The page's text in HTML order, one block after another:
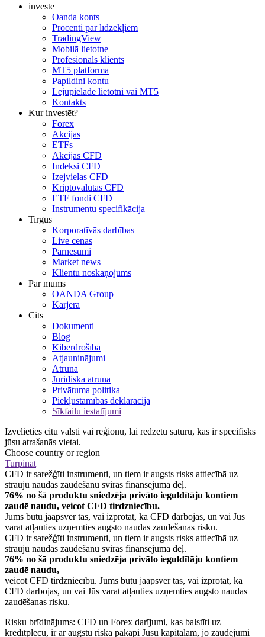
investē
Oanda konts
Procenti par līdzekļiem
TradingView
Mobilā lietotne
Profesionāls klients
MT5 platforma
Papildini kontu
Lejupielādē lietotni vai MT5
Kontakts
Kur investēt?
Forex
Akcijas
ETFs
Akcijas CFD
Indeksi CFD
Izejvielas CFD
Kriptovalūtas CFD
ETF fondi CFD
Instrumentu specifikācija
Tirgus
Korporatīvās darbības
Live cenas
Pārnesumi
Market news
Klientu noskaņojums
Par mums
OANDA Group
Karjera
Cits
Dokumenti
Blog
Kiberdrošība
Atjauninājumi
Atruna
Juridiska atruna
Privātuma politika
Piekļūstamības deklarācija
Sīkfailu iestatījumi
Izvēlieties citu valsti vai reģionu, lai redzētu saturu, kas ir specifisks
jūsu atrašanās vietai.
Choose country or region
Turpināt
CFD ir sarežģīti instrumenti, un tiem ir augsts risks attiecībā uz
strauju naudas zaudēšanu sviras finansējuma dēļ.
76% no šā produktu sniedzēja privāto ieguldītāju kontiem
zaudē naudu, veicot CFD tirdzniecību.
Jums būtu jāapsver tas, vai izprotat, kā CFD darbojas, un vai Jūs
varat atļauties uzņemties augsto naudas zaudēšanas risku.
CFD ir sarežģīti instrumenti, un tiem ir augsts risks attiecībā uz
strauju naudas zaudēšanu sviras finansējuma dēļ.
76% no šā produktu sniedzēja privāto ieguldītāju kontiem
zaudē naudu,
veicot CFD tirdzniecību. Jums būtu jāapsver tas, vai izprotat, kā
CFD darbojas, un vai Jūs varat atļauties uzņemties augsto naudas
zaudēšanas risku.
Risku brīdinājums: CFD un Forex darījumi, kas balstīti uz
kredītplecu, ir ar augstu riska pakāpi Jūsu kapitālam, jo zaudējumi